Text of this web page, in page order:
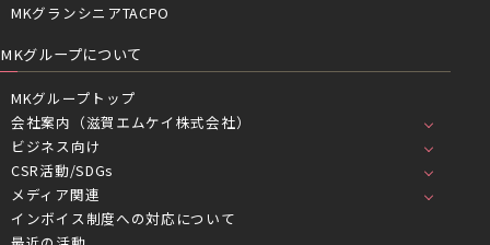
MKグランシニアTACPO
MKグループについて
MKグループトップ
会社案内（滋賀エムケイ株式会社）
ビジネス向け
CSR活動/SDGs
メディア関連
インボイス制度への対応について